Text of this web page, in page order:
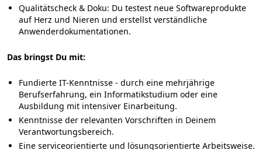
Qualitätscheck & Doku: Du testest neue Softwareprodukte
auf Herz und Nieren und erstellst verständliche
Anwenderdokumentationen.
Das bringst Du mit:
Fundierte IT-Kenntnisse - durch eine mehrjährige
Berufserfahrung, ein Informatikstudium oder eine
Ausbildung mit intensiver Einarbeitung.
Kenntnisse der relevanten Vorschriften in Deinem
Verantwortungsbereich.
Eine serviceorientierte und lösungsorientierte Arbeitsweise.